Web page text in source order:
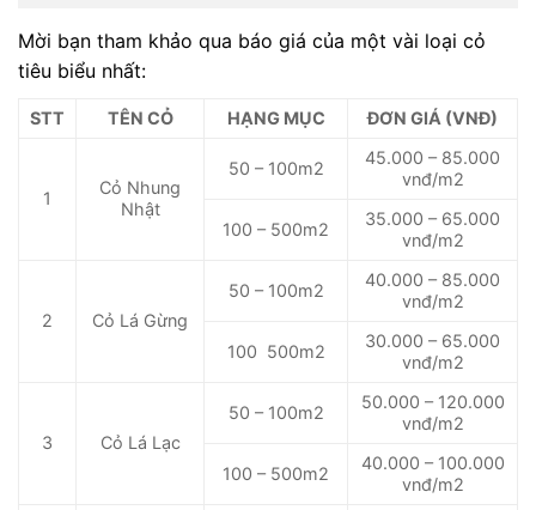
Mời bạn tham khảo qua báo giá của một vài loại cỏ
tiêu biểu nhất:
STT TÊN CỎ HẠNG MỤC ĐƠN GIÁ (VNĐ)
1
Cỏ Nhung
Nhật
50 – 100m2
45.000 – 85.000
vnđ/m2
100 – 500m2
35.000 – 65.000
vnđ/m2
2 Cỏ Lá Gừng
50 – 100m2
40.000 – 85.000
vnđ/m2
100 500m2
30.000 – 65.000
vnđ/m2
3 Cỏ Lá Lạc
50 – 100m2
50.000 – 120.000
vnđ/m2
100 – 500m2
40.000 – 100.000
vnđ/m2